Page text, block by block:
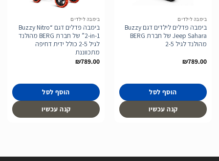
בימבה לילדים
בימבה פדלים לילדים דגם Buzzy
Jeep Sahara של חברת BERG
מהולנד לגיל 2-5
₪789.00
הוסף לסל
קנה עכשיו
בימבה לילדים
בימבה פדלים דגם “Buzzy Nitro
2-in-1” של חברת BERG מהולנד
לגיל 2-5 כולל ידית דחיפה
מתכווננת
₪789.00
הוסף לסל
קנה עכשיו